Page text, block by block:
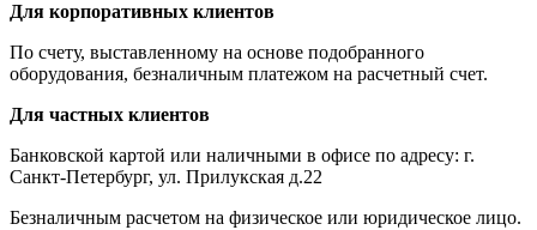
Для корпоративных клиентов
По счету, выставленному на основе подобранного
оборудования, безналичным платежом на расчетный счет.
Для частных клиентов
Банковской картой или наличными в офисе по адресу: г.
Санкт-Петербург, ул. Прилукская д.22
Безналичным расчетом на физическое или юридическое лицо.